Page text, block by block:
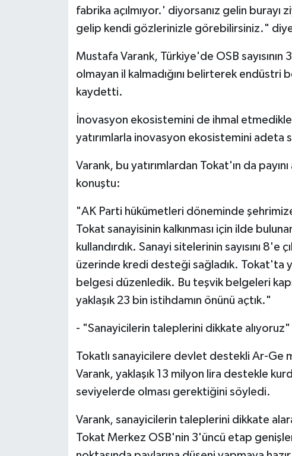
fabrika açılmıyor.' diyorsanız gelin burayı
gelip kendi gözlerinizle görebilirsiniz."
Mustafa Varank, Türkiye'de OSB
olmayan il kalmadığını belirterek endüstri
kaydetti.
İnovasyon ekosistemini de ihmal
yatırımlarla inovasyon ekosistemini adeta
Varank, bu yatırımlardan Tokat'ın da
konuştu:
"AK Parti hükümetleri döneminde
Tokat sanayisinin kalkınması için ilde
kullandırdık. Sanayi sitelerinin sayısını 8'e
üzerinde kredi desteği sağladık. Tokat'ta
belgesi düzenledik. Bu teşvik belgeleri
yaklaşık 23 bin istihdamın önünü açtık."
- "Sanayicilerin taleplerini dikkate alıyoruz"
Tokatlı sanayicilere devlet destekli Ar-Ge
Varank, yaklaşık 13 milyon lira destekle
seviyelerde olması gerektiğini söyledi.
Varank, sanayicilerin taleplerini dikkate
Tokat Merkez OSB'nin 3'üncü etap